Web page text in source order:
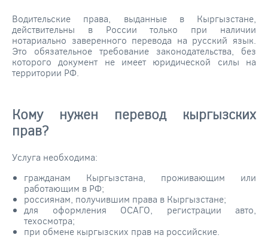
Водительские права, выданные в Кыргызстане,
действительны в России только при наличии
нотариально заверенного перевода на русский язык.
Это обязательное требование законодательства, без
которого документ не имеет юридической силы на
территории РФ.
Кому нужен перевод кыргызских
прав?
Услуга необходима:
гражданам Кыргызстана, проживающим или
работающим в РФ;
россиянам, получившим права в Кыргызстане;
для оформления ОСАГО, регистрации авто,
техосмотра;
при обмене кыргызских прав на российские.